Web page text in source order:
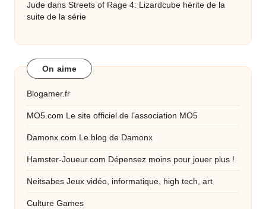
Jude dans Streets of Rage 4: Lizardcube hérite de la
suite de la série
On aime
Blogamer.fr
MO5.com Le site officiel de l’association MO5
Damonx.com Le blog de Damonx
Hamster-Joueur.com Dépensez moins pour jouer plus !
Neitsabes Jeux vidéo, informatique, high tech, art
Culture Games